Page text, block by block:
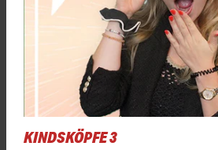
KINDSKÖPFE 3